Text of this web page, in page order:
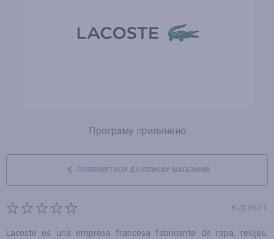
Програму припинено
ПОВЕРНУТИСЯ ДО СПИСКУ МАГАЗИНІВ
ВІДГУКИ 0
Lacoste es una empresa francesa fabricante de ropa, relojes,